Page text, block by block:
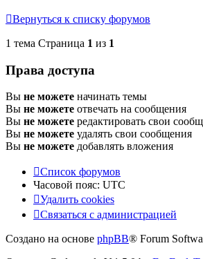
Вернуться к списку форумов
1 тема Страница 1 из 1
Права доступа
Вы не можете начинать темы
Вы не можете отвечать на сообщения
Вы не можете редактировать свои
Вы не можете удалять свои сообщения
Вы не можете добавлять вложения
Список форумов
Часовой пояс: UTC
Удалить cookies
Связаться с администрацией
Создано на основе phpBB® Forum